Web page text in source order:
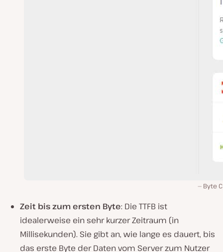
Byte
Zeit bis zum ersten Byte: Die TTFB ist
idealerweise ein sehr kurzer Zeitraum (in
Millisekunden). Sie gibt an, wie lange es dauert, bis
das erste Byte der Daten vom Server zum Nutzer